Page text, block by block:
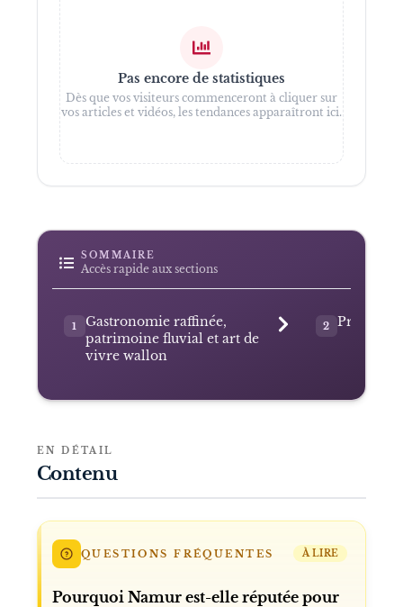
Pas encore de statistiques
Dès que vos visiteurs commenceront à cliquer sur
vos articles et vidéos, les tendances apparaîtront ici.
SOMMAIRE
Accès rapide aux sections
1
Gastronomie raffinée,
patrimoine fluvial et art de
vivre wallon
2
EN DÉTAIL
Contenu
QUESTIONS FRÉQUENTES À LIRE
Pourquoi Namur est-elle réputée pour